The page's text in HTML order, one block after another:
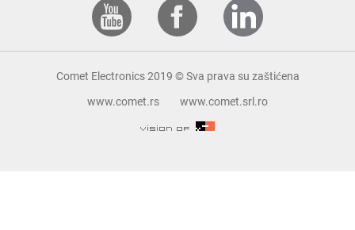
Comet Electronics 2019 © Sva prava su zaštićena
www.comet.rs
www.comet.srl.ro